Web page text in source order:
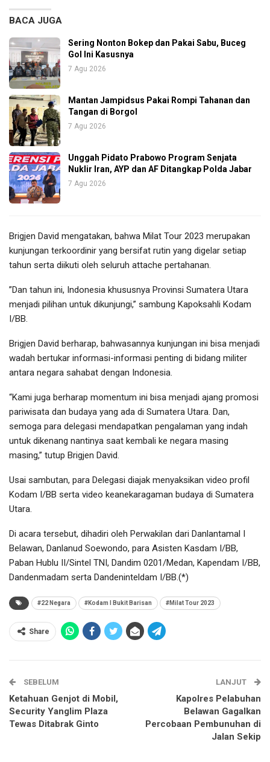
BACA JUGA
Sering Nonton Bokep dan Pakai Sabu, Buceg
Gol Ini Kasusnya
7 Agu 2026
Mantan Jampidsus Pakai Rompi Tahanan dan
Tangan di Borgol
7 Agu 2026
Unggah Pidato Prabowo Program Senjata
Nuklir Iran, AYP dan AF Ditangkap Polda Jabar
7 Agu 2026
Brigjen David mengatakan, bahwa Milat Tour 2023 merupakan
kunjungan terkoordinir yang bersifat rutin yang digelar setiap
tahun serta diikuti oleh seluruh attache pertahanan.
”Dan tahun ini, Indonesia khususnya Provinsi Sumatera Utara
menjadi pilihan untuk dikunjungi,” sambung Kapoksahli Kodam
I/BB.
Brigjen David berharap, bahwasannya kunjungan ini bisa menjadi
wadah bertukar informasi-informasi penting di bidang militer
antara negara sahabat dengan Indonesia.
“Kami juga berharap momentum ini bisa menjadi ajang promosi
pariwisata dan budaya yang ada di Sumatera Utara. Dan,
semoga para delegasi mendapatkan pengalaman yang indah
untuk dikenang nantinya saat kembali ke negara masing
masing,” tutup Brigjen David.
Usai sambutan, para Delegasi diajak menyaksikan video profil
Kodam I/BB serta video keanekaragaman budaya di Sumatera
Utara.
Di acara tersebut, dihadiri oleh Perwakilan dari Danlantamal I
Belawan, Danlanud Soewondo, para Asisten Kasdam I/BB,
Paban Hublu II/Sintel TNI, Dandim 0201/Medan, Kapendam I/BB,
Dandenmadam serta Dandeninteldam I/BB.(*)
#22 Negara #Kodam I Bukit Barisan #Milat Tour 2023
Share
SEBELUM
Ketahuan Genjot di Mobil,
Security Yanglim Plaza
Tewas Ditabrak Ginto
LANJUT
Kapolres Pelabuhan
Belawan Gagalkan
Percobaan Pembunuhan di
Jalan Sekip